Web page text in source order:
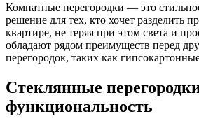
Комнатные перегородки — это
решение для тех, кто хочет разделить
квартире, не теряя при этом света и
обладают рядом преимуществ перед
перегородок, таких как
Стеклянные
функциональность